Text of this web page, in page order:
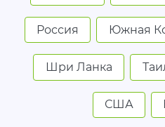
Россия Южная
Шри Ланка
США